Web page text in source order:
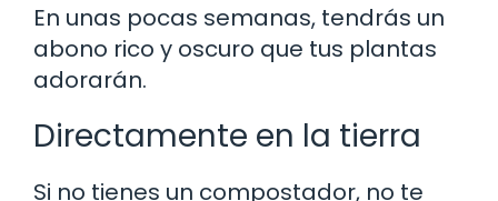
En unas pocas semanas, tendrás un
abono rico y oscuro que tus plantas
adorarán.
Directamente en la tierra
Si no tienes un compostador, no te